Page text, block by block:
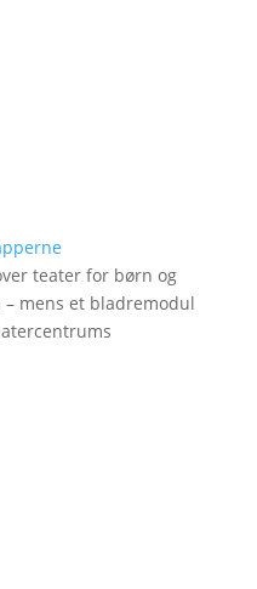
teater for børn og
mens et bladremodul